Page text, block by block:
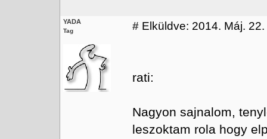
YADA
Tag # Elküldve: 2014. Máj.
rati:
Nagyon sajnalom,
leszoktam rola hogy